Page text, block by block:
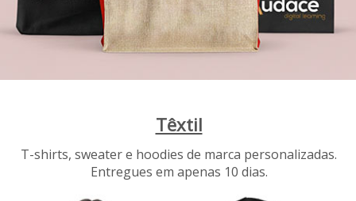
Têxtil
T-shirts, sweater e hoodies de marca personalizadas.
Entregues em apenas 10 dias.